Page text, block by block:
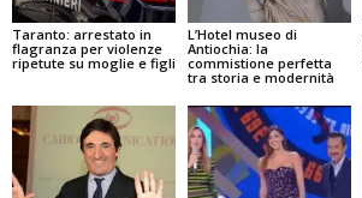
Taranto: arrestato in
flagranza per violenze
ripetute su moglie e figli
L’Hotel museo di
Antiochia: la
commistione perfetta
tra storia e modernità